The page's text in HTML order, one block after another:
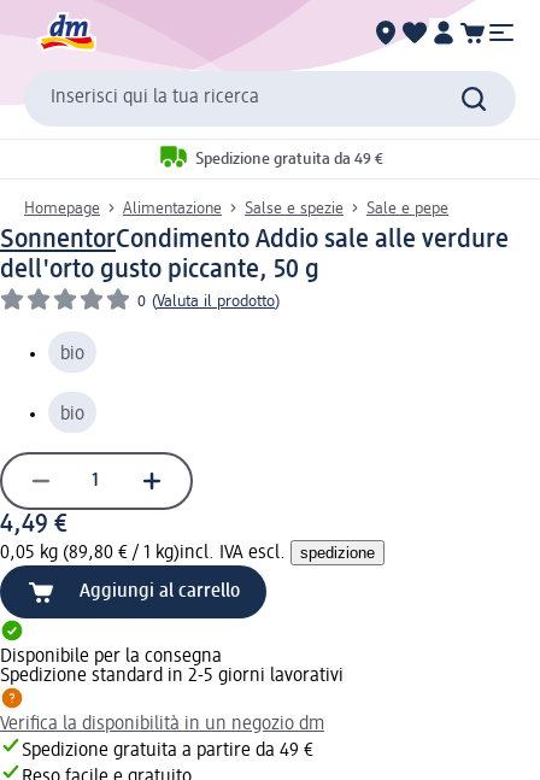
Inserisci qui la tua ricerca
Spedizione gratuita da 49 €
Homepage Alimentazione Salse e spezie Sale e pepe
SonnentorCondimento Addio sale alle verdure
dell'orto gusto piccante, 50 g
0 (Valuta il prodotto)
bio
bio
4,49 €
0,05 kg (89,80 € / 1 kg)incl. IVA escl. spedizione
Aggiungi al carrello
Disponibile per la consegna
Spedizione standard in 2-5 giorni lavorativi
Verifica la disponibilità in un negozio dm
Spedizione gratuita a partire da 49 €